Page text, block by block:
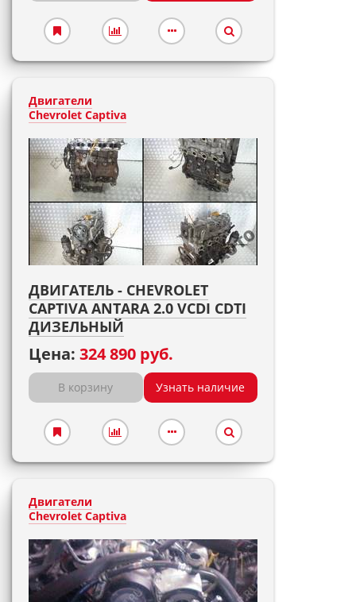
Двигатели
Chevrolet Captiva
ДВИГАТЕЛЬ - CHEVROLET
CAPTIVA ANTARA 2.0 VCDI CDTI
ДИЗЕЛЬНЫЙ
Цена: 324 890 руб.
В корзину Узнать наличие
Двигатели
Chevrolet Captiva